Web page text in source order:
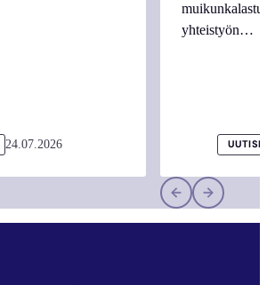
24.07.2026
yhteistyön…